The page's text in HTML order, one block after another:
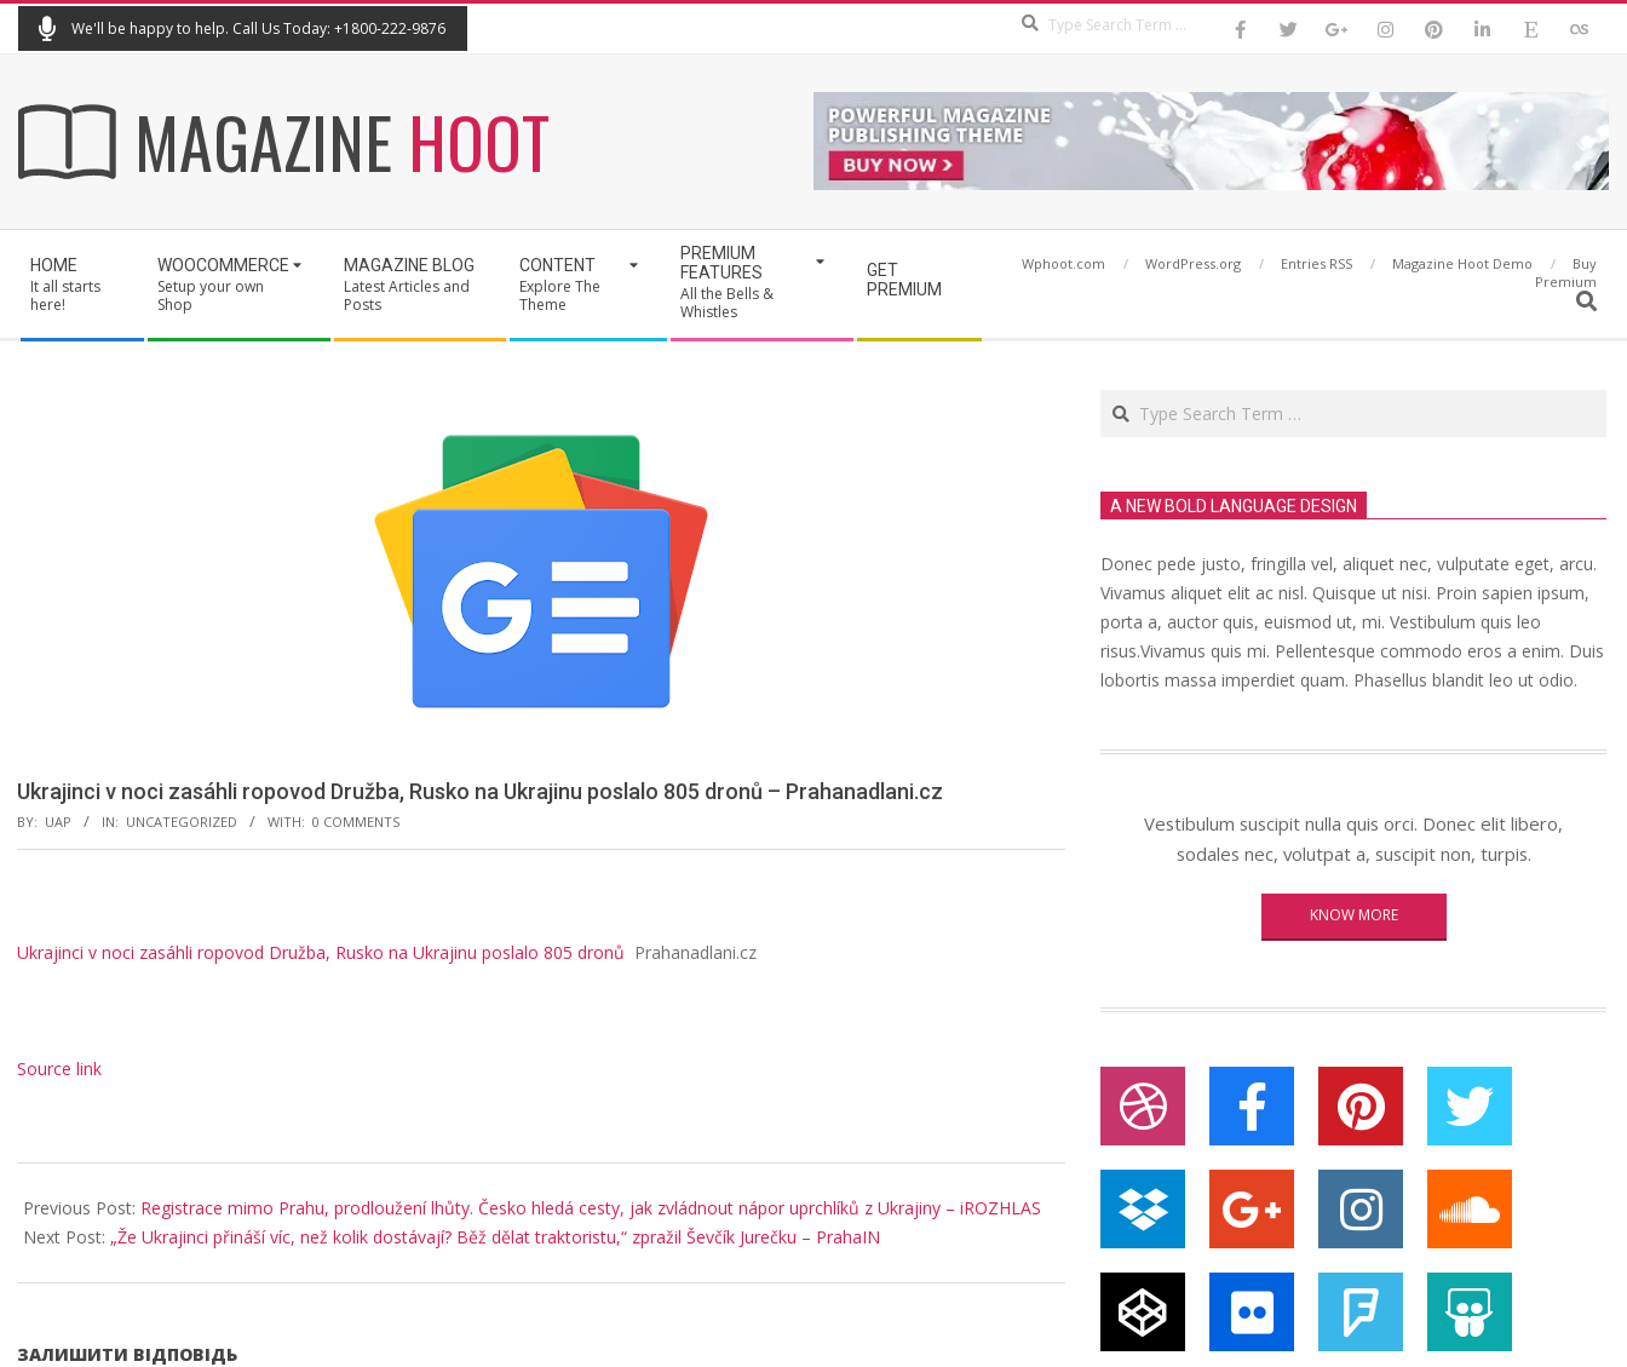
We'll be happy to help. Call Us Today: +1800-222-9876
MAGAZINE HOOT
Navigation
Menu
HOME
It all starts
here!
WOOCOMMERCE
Setup your own
Shop
MAGAZINE BLOG
Latest Articles and
Posts
CONTENT
Explore The
Theme
PREMIUM
FEATURES
All the Bells &
Whistles
GET
PREMIUM
Wphoot.com WordPress.org Entries RSS Magazine Hoot Demo
Buy
Premium
Search
Ukrajinci v noci zasáhli ropovod Družba, Rusko na Ukrajinu poslalo 805 dronů – Prahanadlani.cz
BY: UAP IN: UNCATEGORIZED WITH: 0 COMMENTS
Ukrajinci v noci zasáhli ropovod Družba, Rusko na Ukrajinu poslalo 805 dronů Prahanadlani.cz
Source link
09-
07
Previous Post: Registrace mimo Prahu, prodloužení lhůty. Česko hledá cesty, jak zvládnout nápor uprchlíků z Ukrajiny – iROZHLAS
Next Post: „Že Ukrajinci přináší víc, než kolik dostávají? Běž dělat traktoristu,“ zpražil Ševčík Jurečku – PrahaIN
ЗАЛИШИТИ ВІДПОВІДЬ
Search
A NEW BOLD LANGUAGE DESIGN
Donec pede justo, fringilla vel, aliquet nec, vulputate eget, arcu.
Vivamus aliquet elit ac nisl. Quisque ut nisi. Proin sapien ipsum,
porta a, auctor quis, euismod ut, mi. Vestibulum quis leo
risus.Vivamus quis mi. Pellentesque commodo eros a enim. Duis
lobortis massa imperdiet quam. Phasellus blandit leo ut odio.
Vestibulum suscipit nulla quis orci. Donec elit libero,
sodales nec, volutpat a, suscipit non, turpis.
KNOW MORE